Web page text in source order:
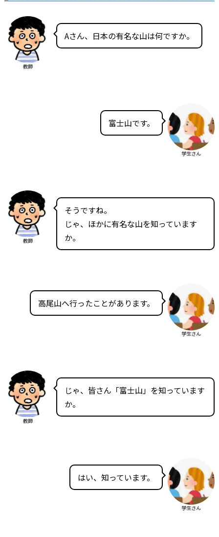
教師
Aさん、日本の有名な山は何ですか。
富士山です。
学生さん
教師
そうですね。
じゃ、ほかに有名な山を知っています
か。
高尾山へ行ったことがあります。
学生さん
教師
じゃ、皆さん「富士山」を知っています
か。
はい、知っています。
学生さん